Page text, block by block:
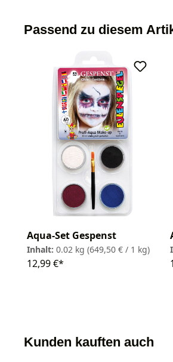
Passend zu diesem
Aqua-Set Gespenst
Inhalt: 0.02 kg (649,50 € / 1 kg)
12,99 €*
Kunden kauften auch